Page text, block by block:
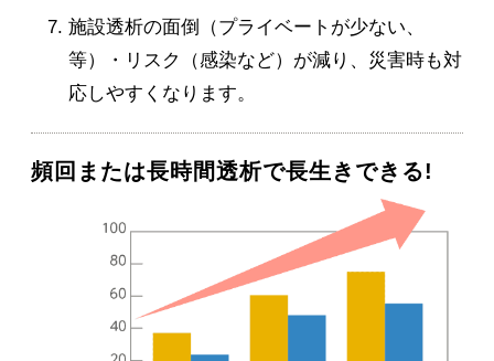
施設透析の面倒（プライベートが少ない、
等）・リスク（感染など）が減り、災害時も対
応しやすくなります。
頻回または長時間透析で長生きできる!